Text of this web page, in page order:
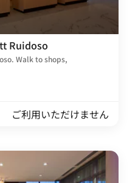
Ruidoso
Walk to shops,
ご利用いただけません